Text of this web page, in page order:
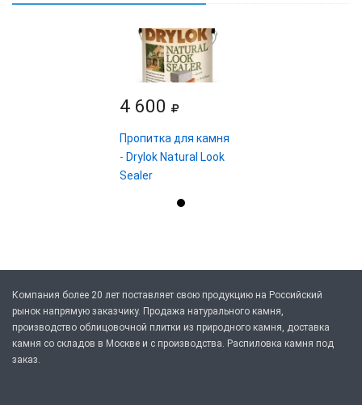
4 600
Пропитка для камня
- Drylok Natural Look
Sealer
Компания более 20 лет поставляет свою продукцию на Российский
рынок напрямую заказчику. Продажа натурального камня,
производство облицовочной плитки из природного камня, доставка
камня со складов в Москве и с производства. Распиловка камня под
заказ.